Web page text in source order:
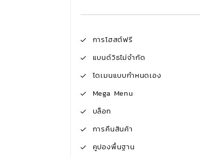
การโฮสต์ฟรี
แบนด์วิธไม่จำกัด
โดเมนแบบกำหนดเอง
Mega Menu
บล็อก
การคืนสินค้า
คูปองพื้นฐาน